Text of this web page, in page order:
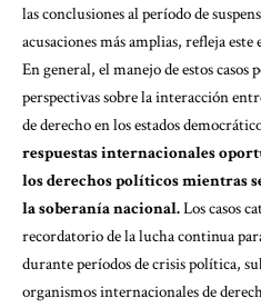
las conclusiones al período de
acusaciones más amplias, refleja este
En general, el manejo de estos
perspectivas sobre la interacción
de derecho en los estados
respuestas internacionales
los derechos políticos mientras
la soberanía nacional.Los casos
recordatorio de la lucha continua
durante períodos de crisis política,
organismos internacionales de